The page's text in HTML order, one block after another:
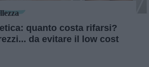
quanto costa rifarsi?
da evitare il low cost